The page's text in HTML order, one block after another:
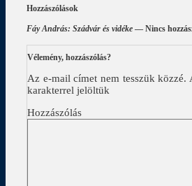
Hozzászólások
Fáy András: Szádvár és vidéke — Nincs
Vélemény, hozzászólás?
Az e-mail címet nem tesszük közzé.
karakterrel jelöltük